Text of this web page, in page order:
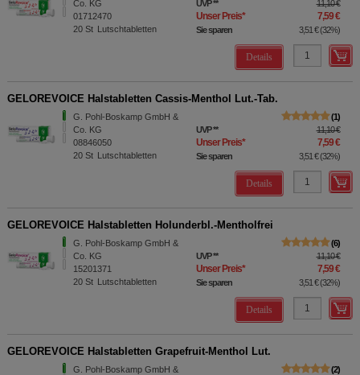
Co. KG
01712470
20 St Lutschtabletten
UVP** 11,10 €
Unser Preis* 7,59 €
Sie sparen 3,51 €(32%)
Details
GELOREVOICE Halstabletten Cassis-Menthol Lut.-Tab.
G. Pohl-Boskamp GmbH &
Co. KG
08846050
20 St Lutschtabletten
1
UVP** 11,10 €
Unser Preis* 7,59 €
Sie sparen 3,51 €(32%)
Details
GELOREVOICE Halstabletten Holunderbl.-Mentholfrei
G. Pohl-Boskamp GmbH &
Co. KG
15201371
20 St Lutschtabletten
6
UVP** 11,10 €
Unser Preis* 7,59 €
Sie sparen 3,51 €(32%)
Details
GELOREVOICE Halstabletten Grapefruit-Menthol Lut.
G. Pohl-Boskamp GmbH &
2